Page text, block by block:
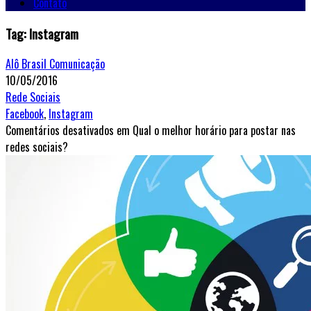
Tag: Instagram
Alô Brasil Comunicação
10/05/2016
Rede Sociais
Facebook, Instagram
Comentários desativados em Qual o melhor horário para postar nas
redes sociais?